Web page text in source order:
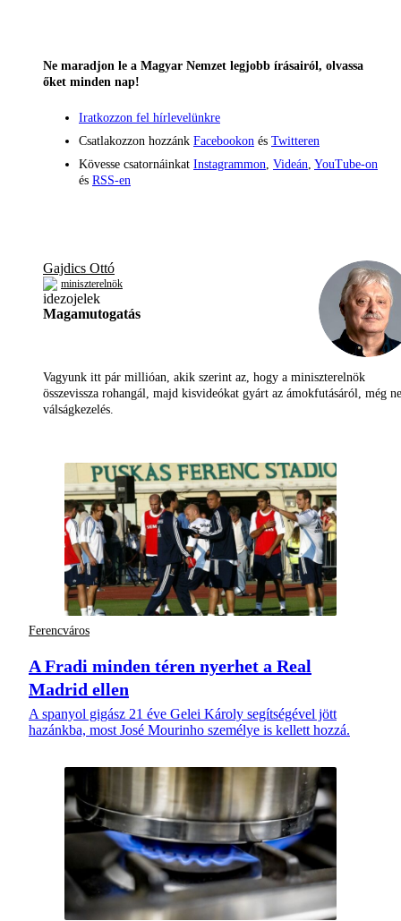
Ne maradjon le a Magyar Nemzet legjobb írásairól, olvassa
őket minden nap!
Iratkozzon fel hírlevelünkre
Csatlakozzon hozzánk Facebookon és Twitteren
Kövesse csatornáinkat Instagrammon, Videán, YouTube-on
és RSS-en
Gajdics Ottó
miniszterelnök
Magamutogatás
Vagyunk itt pár millióan, akik szerint az, hogy a miniszterelnök
összevissza rohangál, majd kisvideókat gyárt az ámokfutásáról, még
válságkezelés.
Ferencváros
A Fradi minden téren nyerhet a Real
Madrid ellen
A spanyol gigász 21 éve Gelei Károly segítségével jött
hazánkba, most José Mourinho személye is kellett hozzá.